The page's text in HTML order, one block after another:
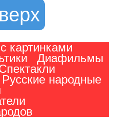
картинками
Диафильмы
Русские народные